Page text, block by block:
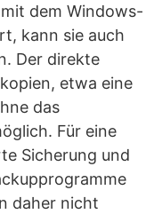
dem Windows-
kann sie auch
Der direkte
etwa eine
das
Für eine
Sicherung und
daher nicht